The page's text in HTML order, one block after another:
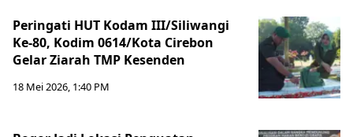
Peringati HUT Kodam III/Siliwangi
Ke-80, Kodim 0614/Kota Cirebon
Gelar Ziarah TMP Kesenden
18 Mei 2026, 1:40 PM